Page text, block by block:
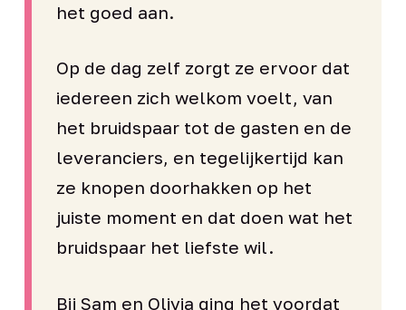
het goed aan.
Op de dag zelf zorgt ze ervoor dat
iedereen zich welkom voelt, van
het bruidspaar tot de gasten en de
leveranciers, en tegelijkertijd kan
ze knopen doorhakken op het
juiste moment en dat doen wat het
bruidspaar het liefste wil.
Bij Sam en Olivia ging het voordat